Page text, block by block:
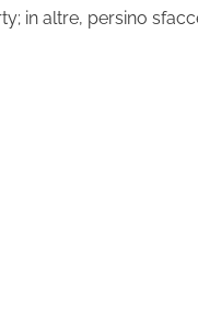
in altre, persino